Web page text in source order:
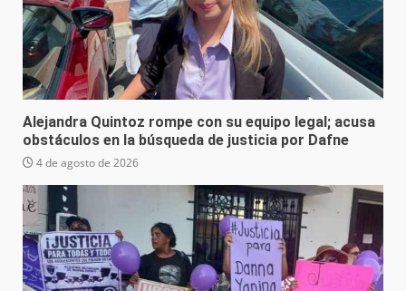
Alejandra Quintoz rompe con su equipo legal; acusa
obstáculos en la búsqueda de justicia por Dafne
4 de agosto de 2026